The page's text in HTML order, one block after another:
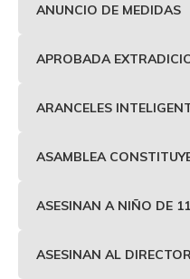
ANUNCIO DE MEDIDAS
APROBADA
ARANCELES
ASAMBLEA
ASESINAN A NIÑO DE
ASESINAN AL